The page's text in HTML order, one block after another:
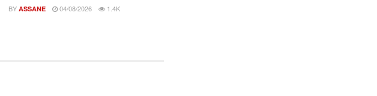
BY ASSANE 04/08/2026 1.4K